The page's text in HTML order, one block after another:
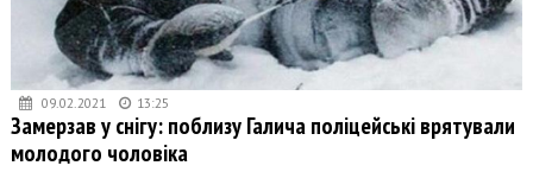
09.02.2021 13:25
Замерзав у снігу: поблизу Галича поліцейські врятували
молодого чоловіка